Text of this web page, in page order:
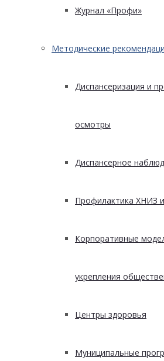
Журнал «Профи»
Методические
Диспансеризация и
осмотры
Диспансерное
Профилактика ХНИЗ
Корпоративные
укрепления
Центры здоровья
Муниципальные